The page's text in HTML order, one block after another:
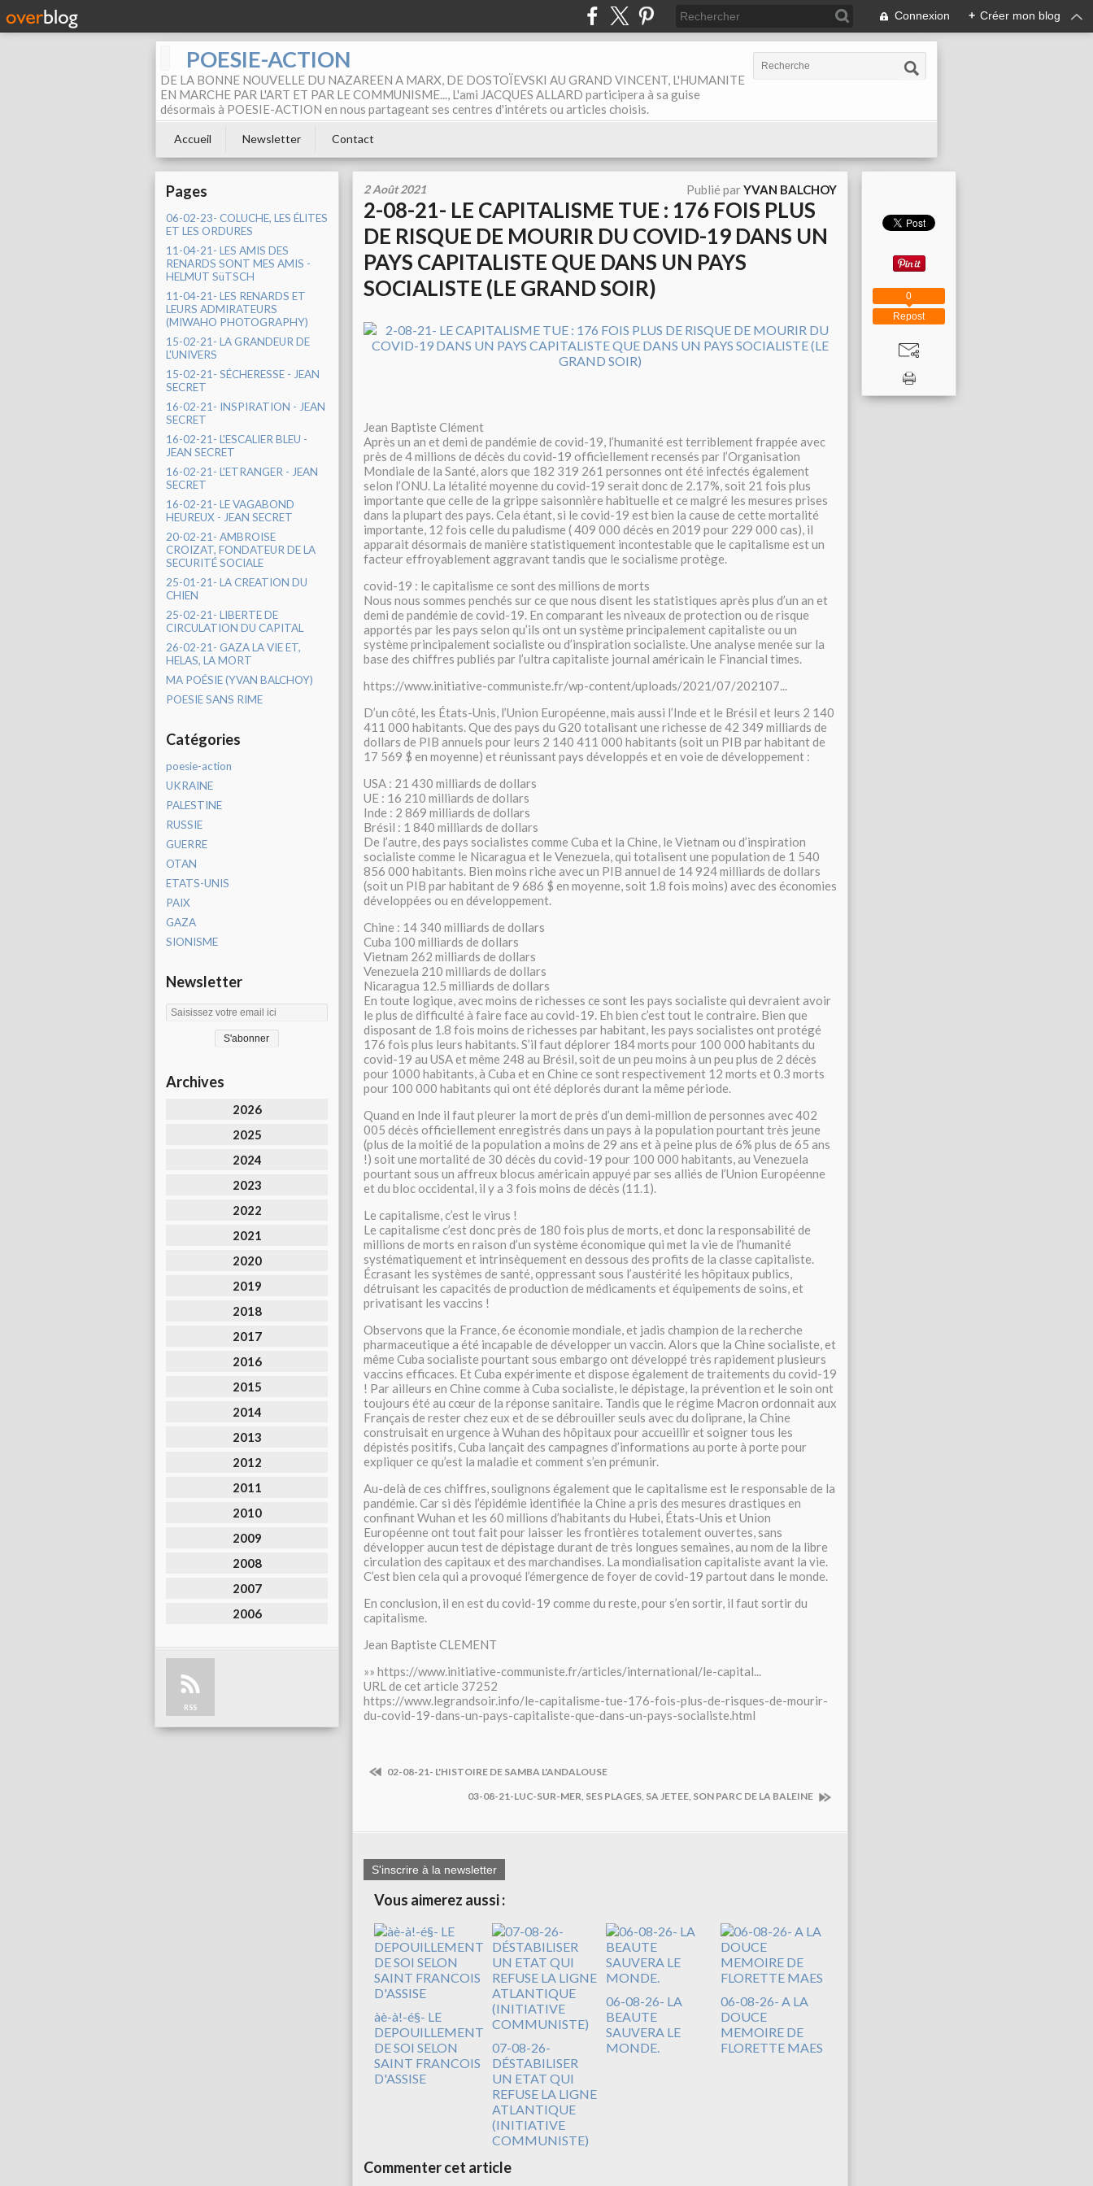
Connexion + Créer mon blog
POESIE-ACTION
DE LA BONNE NOUVELLE DU NAZAREEN A MARX, DE DOSTOÏEVSKI AU GRAND VINCENT, L'HUMANITE
EN MARCHE PAR L'ART ET PAR LE COMMUNISME..., L'ami JACQUES ALLARD participera à sa guise
désormais à POESIE-ACTION en nous partageant ses centres d'intérets ou articles choisis.
Accueil Newsletter Contact
Pages
06-02-23- COLUCHE, LES ÉLITES
ET LES ORDURES
11-04-21- LES AMIS DES
RENARDS SONT MES AMIS -
HELMUT SüTSCH
11-04-21- LES RENARDS ET
LEURS ADMIRATEURS
(MIWAHO PHOTOGRAPHY)
15-02-21- LA GRANDEUR DE
L'UNIVERS
15-02-21- SÉCHERESSE - JEAN
SECRET
16-02-21- INSPIRATION - JEAN
SECRET
16-02-21- L'ESCALIER BLEU -
JEAN SECRET
16-02-21- L'ETRANGER - JEAN
SECRET
16-02-21- LE VAGABOND
HEUREUX - JEAN SECRET
20-02-21- AMBROISE
CROIZAT, FONDATEUR DE LA
SECURITÉ SOCIALE
25-01-21- LA CREATION DU
CHIEN
25-02-21- LIBERTE DE
CIRCULATION DU CAPITAL
26-02-21- GAZA LA VIE ET,
HELAS, LA MORT
MA POÉSIE (YVAN BALCHOY)
POESIE SANS RIME
Catégories
poesie-action
UKRAINE
PALESTINE
RUSSIE
GUERRE
OTAN
ETATS-UNIS
PAIX
GAZA
SIONISME
Newsletter
Archives
2026
2025
2024
2023
2022
2021
2020
2019
2018
2017
2016
2015
2014
2013
2012
2011
2010
2009
2008
2007
2006
RSS
2 Août 2021 Publié parYVAN BALCHOY
2-08-21- LE CAPITALISME TUE : 176 FOIS PLUS
DE RISQUE DE MOURIR DU COVID-19 DANS UN
PAYS CAPITALISTE QUE DANS UN PAYS
SOCIALISTE (LE GRAND SOIR)
Jean Baptiste Clément
Après un an et demi de pandémie de covid-19, l’humanité est terriblement frappée avec
près de 4 millions de décès du covid-19 officiellement recensés par l’Organisation
Mondiale de la Santé, alors que 182 319 261 personnes ont été infectés également
selon l’ONU. La létalité moyenne du covid-19 serait donc de 2.17%, soit 21 fois plus
importante que celle de la grippe saisonnière habituelle et ce malgré les mesures prises
dans la plupart des pays. Cela étant, si le covid-19 est bien la cause de cette mortalité
importante, 12 fois celle du paludisme ( 409 000 décès en 2019 pour 229 000 cas), il
apparait désormais de manière statistiquement incontestable que le capitalisme est un
facteur effroyablement aggravant tandis que le socialisme protège.
covid-19 : le capitalisme ce sont des millions de morts
Nous nous sommes penchés sur ce que nous disent les statistiques après plus d’un an et
demi de pandémie de covid-19. En comparant les niveaux de protection ou de risque
apportés par les pays selon qu’ils ont un système principalement capitaliste ou un
système principalement socialiste ou d’inspiration socialiste. Une analyse menée sur la
base des chiffres publiés par l’ultra capitaliste journal américain le Financial times.
https://www.initiative-communiste.fr/wp-content/uploads/2021/07/202107...
D’un côté, les États-Unis, l’Union Européenne, mais aussi l’Inde et le Brésil et leurs 2 140
411 000 habitants. Que des pays du G20 totalisant une richesse de 42 349 milliards de
dollars de PIB annuels pour leurs 2 140 411 000 habitants (soit un PIB par habitant de
17 569 $ en moyenne) et réunissant pays développés et en voie de développement :
USA : 21 430 milliards de dollars
UE : 16 210 milliards de dollars
Inde : 2 869 milliards de dollars
Brésil : 1 840 milliards de dollars
De l’autre, des pays socialistes comme Cuba et la Chine, le Vietnam ou d’inspiration
socialiste comme le Nicaragua et le Venezuela, qui totalisent une population de 1 540
856 000 habitants. Bien moins riche avec un PIB annuel de 14 924 milliards de dollars
(soit un PIB par habitant de 9 686 $ en moyenne, soit 1.8 fois moins) avec des économies
développées ou en développement.
Chine : 14 340 milliards de dollars
Cuba 100 milliards de dollars
Vietnam 262 milliards de dollars
Venezuela 210 milliards de dollars
Nicaragua 12.5 milliards de dollars
En toute logique, avec moins de richesses ce sont les pays socialiste qui devraient avoir
le plus de difficulté à faire face au covid-19. Eh bien c’est tout le contraire. Bien que
disposant de 1.8 fois moins de richesses par habitant, les pays socialistes ont protégé
176 fois plus leurs habitants. S’il faut déplorer 184 morts pour 100 000 habitants du
covid-19 au USA et même 248 au Brésil, soit de un peu moins à un peu plus de 2 décès
pour 1000 habitants, à Cuba et en Chine ce sont respectivement 12 morts et 0.3 morts
pour 100 000 habitants qui ont été déplorés durant la même période.
Quand en Inde il faut pleurer la mort de près d’un demi-million de personnes avec 402
005 décès officiellement enregistrés dans un pays à la population pourtant très jeune
(plus de la moitié de la population a moins de 29 ans et à peine plus de 6% plus de 65 ans
!) soit une mortalité de 30 décès du covid-19 pour 100 000 habitants, au Venezuela
pourtant sous un affreux blocus américain appuyé par ses alliés de l’Union Européenne
et du bloc occidental, il y a 3 fois moins de décès (11.1).
Le capitalisme, c’est le virus !
Le capitalisme c’est donc près de 180 fois plus de morts, et donc la responsabilité de
millions de morts en raison d’un système économique qui met la vie de l’humanité
systématiquement et intrinsèquement en dessous des profits de la classe capitaliste.
Écrasant les systèmes de santé, oppressant sous l’austérité les hôpitaux publics,
détruisant les capacités de production de médicaments et équipements de soins, et
privatisant les vaccins !
Observons que la France, 6e économie mondiale, et jadis champion de la recherche
pharmaceutique a été incapable de développer un vaccin. Alors que la Chine socialiste, et
même Cuba socialiste pourtant sous embargo ont développé très rapidement plusieurs
vaccins efficaces. Et Cuba expérimente et dispose également de traitements du covid-19
! Par ailleurs en Chine comme à Cuba socialiste, le dépistage, la prévention et le soin ont
toujours été au cœur de la réponse sanitaire. Tandis que le régime Macron ordonnait aux
Français de rester chez eux et de se débrouiller seuls avec du doliprane, la Chine
construisait en urgence à Wuhan des hôpitaux pour accueillir et soigner tous les
dépistés positifs, Cuba lançait des campagnes d’informations au porte à porte pour
expliquer ce qu’est la maladie et comment s’en prémunir.
Au-delà de ces chiffres, soulignons également que le capitalisme est le responsable de la
pandémie. Car si dès l’épidémie identifiée la Chine a pris des mesures drastiques en
confinant Wuhan et les 60 millions d’habitants du Hubei, États-Unis et Union
Européenne ont tout fait pour laisser les frontières totalement ouvertes, sans
développer aucun test de dépistage durant de très longues semaines, au nom de la libre
circulation des capitaux et des marchandises. La mondialisation capitaliste avant la vie.
C’est bien cela qui a provoqué l’émergence de foyer de covid-19 partout dans le monde.
En conclusion, il en est du covid-19 comme du reste, pour s’en sortir, il faut sortir du
capitalisme.
Jean Baptiste CLEMENT
»» https://www.initiative-communiste.fr/articles/international/le-capital...
URL de cet article 37252
https://www.legrandsoir.info/le-capitalisme-tue-176-fois-plus-de-risques-de-mourir-
du-covid-19-dans-un-pays-capitaliste-que-dans-un-pays-socialiste.html
02-08-21- L'HISTOIRE DE SAMBA L'ANDALOUSE
03-08-21-LUC-SUR-MER, SES PLAGES, SA JETEE, SON PARC DE LA BALEINE
S'inscrire à la newsletter
Vous aimerez aussi :
àè-à!-é§- LE
DEPOUILLEMENT
DE SOI SELON
SAINT FRANCOIS
D'ASSISE
07-08-26-
DÉSTABILISER
UN ETAT QUI
REFUSE LA LIGNE
ATLANTIQUE
(INITIATIVE
COMMUNISTE)
06-08-26- LA
BEAUTE
SAUVERA LE
MONDE.
06-08-26- A LA
DOUCE
MEMOIRE DE
FLORETTE MAES
Commenter cet article
Repost
0